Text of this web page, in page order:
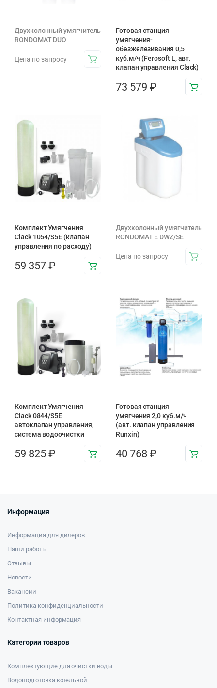
Двухколонный умягчитель
RONDOMAT DUO
Цена по запросу
Готовая станция
умягчения-
обезжелезивания 0,5
куб.м/ч (Ferosoft L, авт.
клапан управления Clack)
73 579 ₽
Комплект Умягчения
Clack 1054/S5E (клапан
управления по расходу)
59 357 ₽
Двухколонный умягчитель
RONDOMAT E DWZ/SE
Цена по запросу
Комплект Умягчения
Clack 0844/S5E
автоклапан управления,
система водоочистки
59 825 ₽
Готовая станция
умягчения 2,0 куб.м/ч
(авт. клапан управления
Runxin)
40 768 ₽
Информация
Информация для дилеров
Наши работы
Отзывы
Новости
Вакансии
Политика конфиденциальности
Контактная информация
Категории товаров
Комплектующие для очистки воды
Водоподготовка котельной